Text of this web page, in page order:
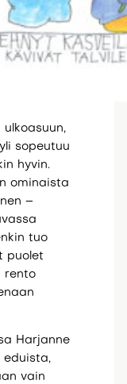
sopeutuu
hyvin.
ominaista
–
tuo
puolet
rento
Harjanne
eduista,
vain